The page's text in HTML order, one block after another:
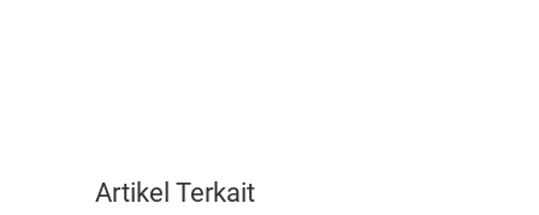
Artikel Terkait